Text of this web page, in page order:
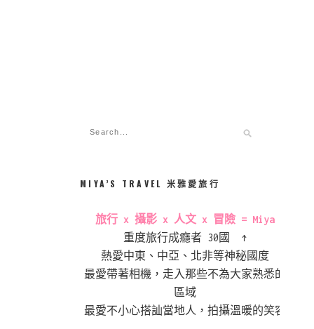
MIYA’S TRAVEL 米雅愛旅行
旅行 x 攝影 x 人文 x 冒險 = Miya
重度旅行成癮者 30國 ↑
熱愛中東、中亞、北非等神秘國度
最愛帶著相機，走入那些不為大家熟悉的
區域
最愛不小心搭訕當地人，拍攝溫暖的笑容